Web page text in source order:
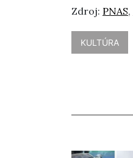
Zdroj: PNAS,
KULTÚRA